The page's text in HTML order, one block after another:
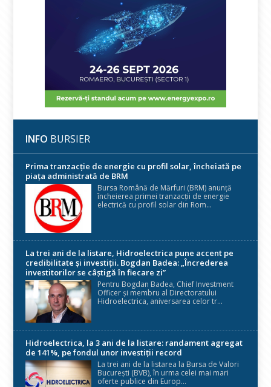
INFO BURSIER
Prima tranzacție de energie cu profil solar, încheiată pe
piața administrată de BRM
Bursa Română de Mărfuri (BRM) anunță
încheierea primei tranzacții de energie
electrică cu profil solar din Rom...
La trei ani de la listare, Hidroelectrica pune accent pe
credibilitate și investiții. Bogdan Badea: „Încrederea
investitorilor se câștigă în fiecare zi”
Pentru Bogdan Badea, Chief Investment
Officer și membru al Directoratului
Hidroelectrica, aniversarea celor tr...
Hidroelectrica, la 3 ani de la listare: randament agregat
de 141%, pe fondul unor investiții record
La trei ani de la listarea la Bursa de Valori
București (BVB), în urma celei mai mari
oferte publice din Europ...